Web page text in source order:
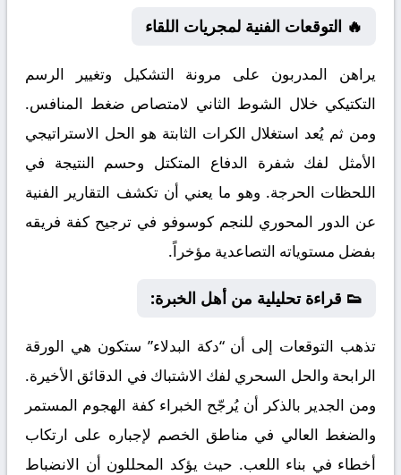
🔥 التوقعات الفنية لمجريات اللقاء
يراهن المدربون على مرونة التشكيل وتغيير الرسم
التكتيكي خلال الشوط الثاني لامتصاص ضغط المنافس.
ومن ثم يُعد استغلال الكرات الثابتة هو الحل الاستراتيجي
الأمثل لفك شفرة الدفاع المتكتل وحسم النتيجة في
اللحظات الحرجة. وهو ما يعني أن تكشف التقارير الفنية
عن الدور المحوري للنجم كوسوفو في ترجيح كفة فريقه
بفضل مستوياته التصاعدية مؤخراً.
👟 قراءة تحليلية من أهل الخبرة:
تذهب التوقعات إلى أن “دكة البدلاء” ستكون هي الورقة
الرابحة والحل السحري لفك الاشتباك في الدقائق الأخيرة.
ومن الجدير بالذكر أن يُرجّح الخبراء كفة الهجوم المستمر
والضغط العالي في مناطق الخصم لإجباره على ارتكاب
أخطاء في بناء اللعب. حيث يؤكد المحللون أن الانضباط